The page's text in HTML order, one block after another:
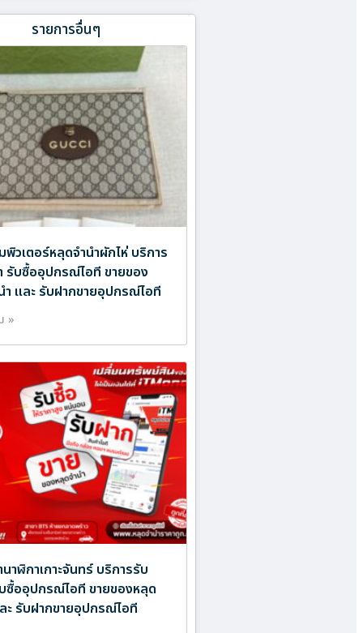
รายการอื่นๆ
พิวเตอร์หลุดจำนำผักไห่ บริการ
รับซื้ออุปกรณ์ไอที ขายของ
ำ และ รับฝากขายอุปกรณ์ไอที
»
าฬิกาเกาะจันทร์ บริการรับ
ซื้ออุปกรณ์ไอที ขายของหลุด
ะ รับฝากขายอุปกรณ์ไอที